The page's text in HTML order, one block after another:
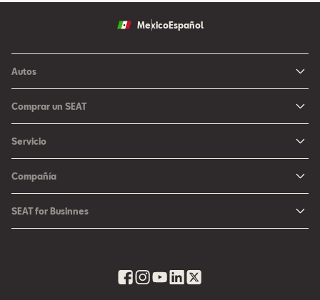
MexicoEspañol
Autos
Arona
León
Ateca
Comprar un SEAT
Configurador SEAT
Promociones
Fichas Técnicas
Ubica tu Concesionaria SEAT
SEAT Usados Certificados
Servicio
Campaña Bolsas de Aire
Promociones Servicio SEAT
Compañía
Cultura urbana
SEAT for Businnes